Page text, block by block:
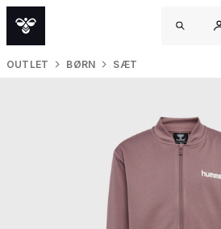
OUTLET BØRN SÆT